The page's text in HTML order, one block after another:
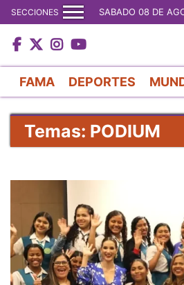
SECCIONES SABADO 08 DE
FAMA DEPORTES
Temas: PODIUM